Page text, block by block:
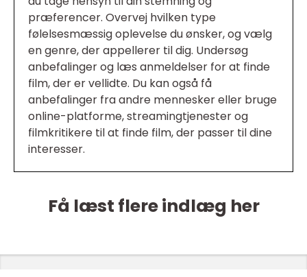
præferencer. Overvej hvilken type
følelsesmæssig oplevelse du ønsker, og vælg
en genre, der appellerer til dig. Undersøg
anbefalinger og læs anmeldelser for at finde
film, der er vellidte. Du kan også få
anbefalinger fra andre mennesker eller bruge
online-platforme, streamingtjenester og
filmkritikere til at finde film, der passer til dine
interesser.
Få læst flere indlæg her